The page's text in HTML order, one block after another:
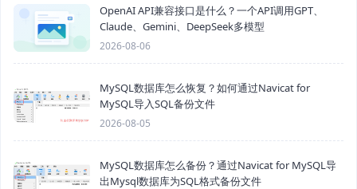
OpenAI API兼容接口是什么？一个API调用GPT、
Claude、Gemini、DeepSeek多模型
2026-08-06
MySQL数据库怎么恢复？如何通过Navicat for
MySQL导入SQL备份文件
2026-08-05
MySQL数据库怎么备份？通过Navicat for MySQL导
出Mysql数据库为SQL格式备份文件